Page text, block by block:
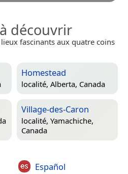
découvrir
fascinants aux quatre coins
Homestead
localité, Alberta, Canada
Village-des-Caron
localité, Yamachiche,
Canada
Español